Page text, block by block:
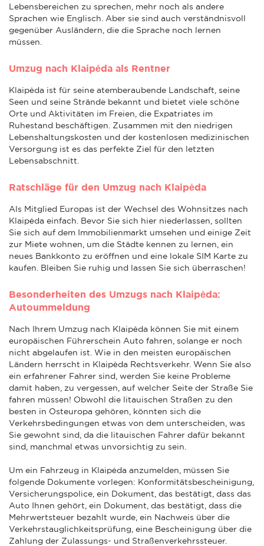
Lebensbereichen zu sprechen, mehr noch als andere
Sprachen wie Englisch. Aber sie sind auch verständnisvoll
gegenüber Ausländern, die die Sprache noch lernen
müssen.
Umzug nach Klaipėda als Rentner
Klaipėda ist für seine atemberaubende Landschaft, seine
Seen und seine Strände bekannt und bietet viele schöne
Orte und Aktivitäten im Freien, die Expatriates im
Ruhestand beschäftigen. Zusammen mit den niedrigen
Lebenshaltungskosten und der kostenlosen medizinischen
Versorgung ist es das perfekte Ziel für den letzten
Lebensabschnitt.
Ratschläge für den Umzug nach Klaipėda
Als Mitglied Europas ist der Wechsel des Wohnsitzes nach
Klaipėda einfach. Bevor Sie sich hier niederlassen, sollten
Sie sich auf dem Immobilienmarkt umsehen und einige Zeit
zur Miete wohnen, um die Städte kennen zu lernen, ein
neues Bankkonto zu eröffnen und eine lokale SIM Karte zu
kaufen. Bleiben Sie ruhig und lassen Sie sich überraschen!
Besonderheiten des Umzugs nach Klaipėda:
Autoummeldung
Nach Ihrem Umzug nach Klaipėda können Sie mit einem
europäischen Führerschein Auto fahren, solange er noch
nicht abgelaufen ist. Wie in den meisten europäischen
Ländern herrscht in Klaipėda Rechtsverkehr. Wenn Sie also
ein erfahrener Fahrer sind, werden Sie keine Probleme
damit haben, zu vergessen, auf welcher Seite der Straße Sie
fahren müssen! Obwohl die litauischen Straßen zu den
besten in Osteuropa gehören, könnten sich die
Verkehrsbedingungen etwas von dem unterscheiden, was
Sie gewohnt sind, da die litauischen Fahrer dafür bekannt
sind, manchmal etwas unvorsichtig zu sein.
Um ein Fahrzeug in Klaipėda anzumelden, müssen Sie
folgende Dokumente vorlegen: Konformitätsbescheinigung,
Versicherungspolice, ein Dokument, das bestätigt, dass das
Auto Ihnen gehört, ein Dokument, das bestätigt, dass die
Mehrwertsteuer bezahlt wurde, ein Nachweis über die
Verkehrstauglichkeitsprüfung, eine Bescheinigung über die
Zahlung der Zulassungs- und Straßenverkehrssteuer.